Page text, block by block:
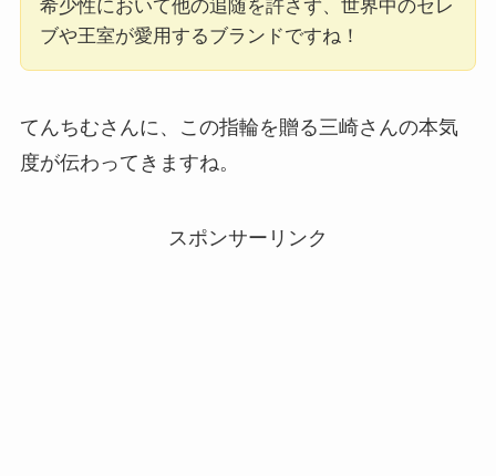
希少性において他の追随を許さず、世界中のセレ
ブや王室が愛用するブランドですね！
てんちむさんに、この指輪を贈る三崎さんの本気
度が伝わってきますね。
スポンサーリンク